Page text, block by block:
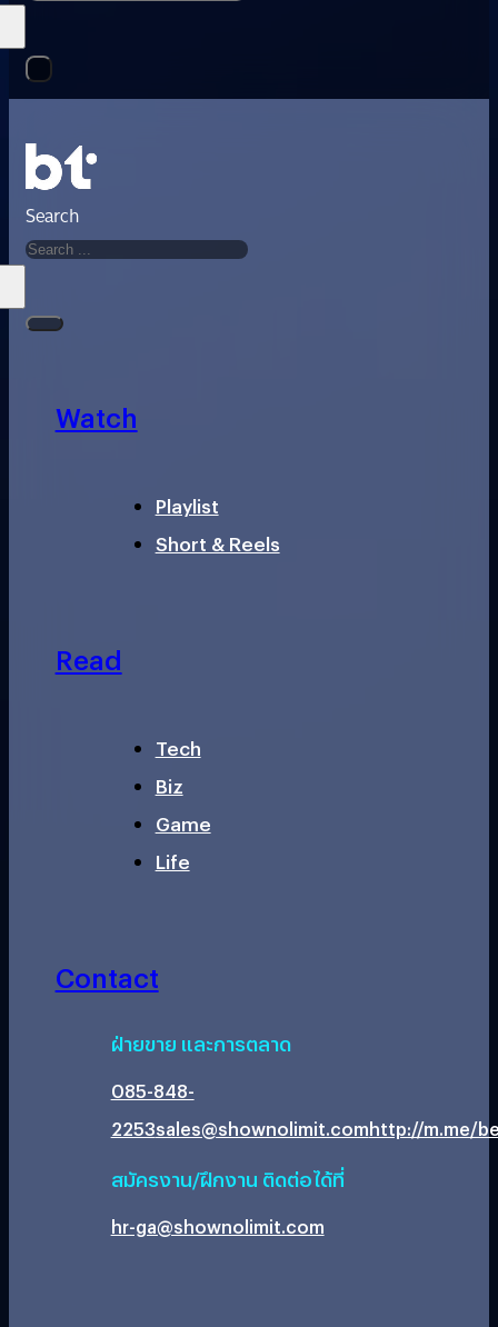
Search
Watch
Playlist
Short & Reels
Read
Tech
Biz
Game
Life
Contact
ฝ่ายขาย และการตลาด
085-848-
2253sales@shownolimit.comhttp://m.me/
สมัครงาน/ฝึกงาน ติดต่อได้ที่
hr-ga@shownolimit.com